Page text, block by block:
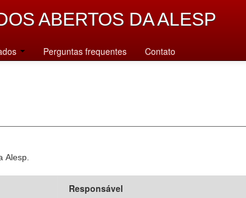
ABERTOS DA ALESP
Perguntas frequentes Contato
Alesp.
Responsável